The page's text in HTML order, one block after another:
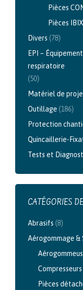
Pièces
Pièces IBIX
Divers (78)
EPI –
respiratoire
(50)
Matériel de
Outillage (186)
Protection
Quincaillerie-
Tests et
CATÉGORIES
Abrasifs (8)
Aérogommage
Pièces